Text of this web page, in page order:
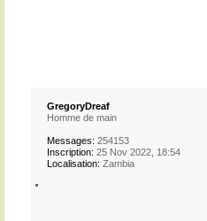
GregoryDreaf
Homme de main
Messages: 254153
Inscription: 25 Nov 2022, 18:54
Localisation: Zambia